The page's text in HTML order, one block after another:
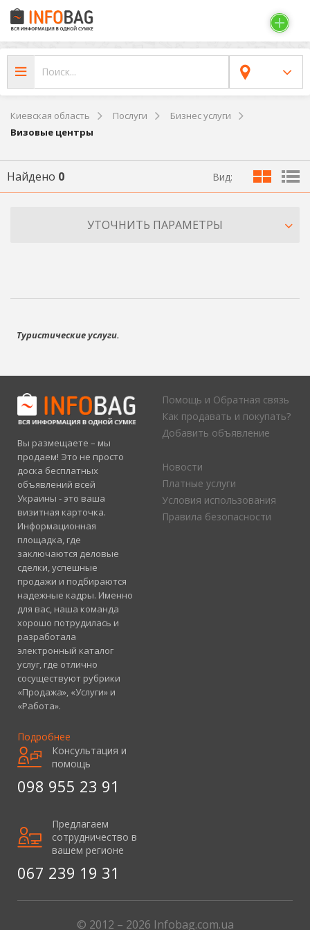
Киевская область Послуги
Бизнес услуги
Визовые центры
Найдено 0 Вид:
УТОЧНИТЬ ПАРАМЕТРЫ
Туристические услуги.
Вы размещаете – мы
продаем! Это не просто
доска бесплатных
объявлений всей
Украины - это ваша
визитная карточка.
Информационная
площадка, где
заключаются деловые
сделки, успешные
продажи и подбираются
надежные кадры. Именно
для вас, наша команда
хорошо потрудилась и
разработала
электронный каталог
услуг, где отлично
сосуществуют рубрики
«Продажа», «Услуги» и
«Работа».
Подробнее
Помощь и Обратная связь
Как продавать и покупать?
Добавить объявление
Новости
Платные услуги
Условия использования
Правила безопасности
Консультация и
помощь
098 955 23 91
Предлагаем
сотрудничество в
вашем регионе
067 239 19 31
© 2012 – 2026 Infobag.com.ua